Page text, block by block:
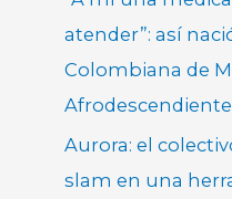
atender”: así
Colombiana de
Aurora: el
slam en una